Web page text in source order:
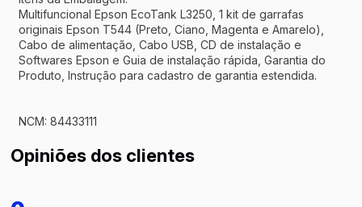
Multifuncional Epson EcoTank L3250, 1 kit de garrafas
originais Epson T544 (Preto, Ciano, Magenta e Amarelo),
Cabo de alimentação, Cabo USB, CD de instalação e
Softwares Epson e Guia de instalação rápida, Garantia do
Produto, Instrução para cadastro de garantia estendida.
NCM: 84433111
Opiniões dos clientes